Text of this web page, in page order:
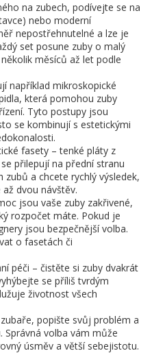
na zubech, podívejte se na
nebo moderní
nepostřehnutelné a lze je
set posune zuby o malý
měsíců až let podle
například mikroskopické
která pomohou zuby
Tyto postupy jsou
se kombinují s estetickými
fasety – tenké pláty z
přilepují na přední stranu
a chcete rychlý výsledek,
dvou návštěv.
jsou vaše zuby zakřivené,
rozpočet máte. Pokud je
jsou bezpečnější volba.
o fasetách či
péči – čistěte si zuby dvakrát
se příliš tvrdým
životnost všech
popište svůj problém a
Správná volba vám může
úsměv a větší sebejistotu.